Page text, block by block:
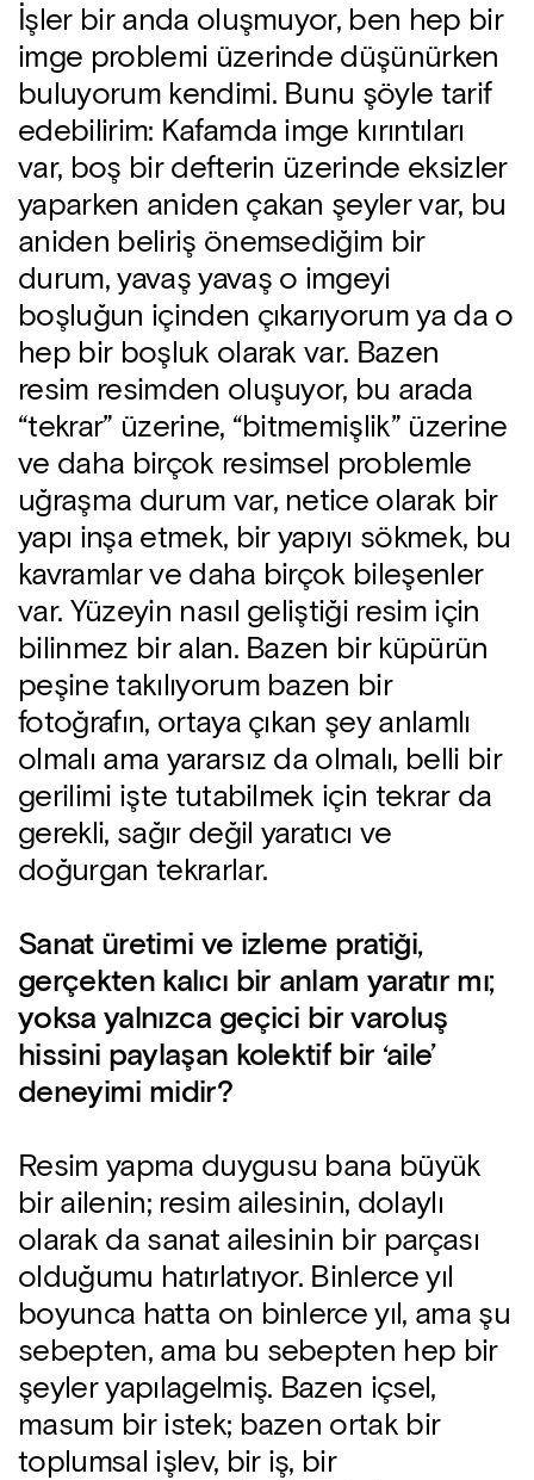
İşler bir anda oluşmuyor, ben hep bir
imge problemi üzerinde düşünürken
buluyorum kendimi. Bunu şöyle tarif
edebilirim: Kafamda imge kırıntıları
var, boş bir defterin üzerinde eksizler
yaparken aniden çakan şeyler var, bu
aniden beliriş önemsediğim bir
durum, yavaş yavaş o imgeyi
boşluğun içinden çıkarıyorum ya da o
hep bir boşluk olarak var. Bazen
resim resimden oluşuyor, bu arada
“tekrar” üzerine, “bitmemişlik” üzerine
ve daha birçok resimsel problemle
uğraşma durum var, netice olarak bir
yapı inşa etmek, bir yapıyı sökmek, bu
kavramlar ve daha birçok bileşenler
var. Yüzeyin nasıl geliştiği resim için
bilinmez bir alan. Bazen bir küpürün
peşine takılıyorum bazen bir
fotoğrafın, ortaya çıkan şey anlamlı
olmalı ama yararsız da olmalı, belli bir
gerilimi işte tutabilmek için tekrar da
gerekli, sağır değil yaratıcı ve
doğurgan tekrarlar.
Sanat üretimi ve izleme pratiği,
gerçekten kalıcı bir anlam yaratır mı;
yoksa yalnızca geçici bir varoluş
hissini paylaşan kolektif bir ‘aile’
deneyimi midir?
Resim yapma duygusu bana büyük
bir ailenin; resim ailesinin, dolaylı
olarak da sanat ailesinin bir parçası
olduğumu hatırlatıyor. Binlerce yıl
boyunca hatta on binlerce yıl, ama şu
sebepten, ama bu sebepten hep bir
şeyler yapılagelmiş. Bazen içsel,
masum bir istek; bazen ortak bir
toplumsal işlev, bir iş, bir